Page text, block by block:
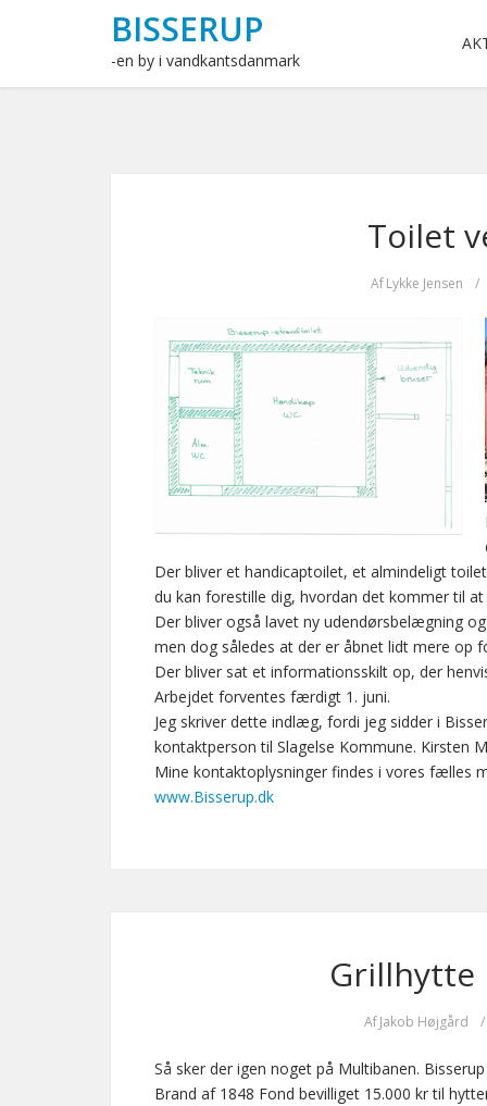
BISSERUP
-en by i vandkantsdanmark
Toilet
Af Lykke Jensen /
Der bliver et handicaptoilet, et almindeligt
du kan forestille dig, hvordan det kommer til at
Der bliver også lavet ny udendørsbelægning
men dog således at der er åbnet lidt mere op
Der bliver sat et informationsskilt op, der
Arbejdet forventes færdigt 1. juni.
Jeg skriver dette indlæg, fordi jeg sidder i
kontaktperson til Slagelse Kommune. Kirsten
Mine kontaktoplysninger findes i vores fælles
www.Bisserup.dk
Grillhytte
AfJakob Højgård /
Så sker der igen noget på Multibanen.
Brand af 1848 Fond bevilliget 15.000 kr til